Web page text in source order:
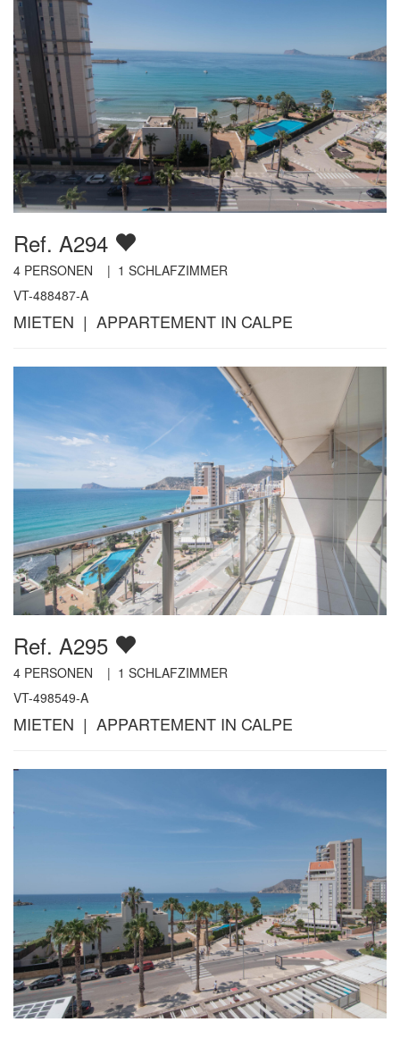
Ref. A294
4 PERSONEN | 1 SCHLAFZIMMER
VT-488487-A
MIETEN | APPARTEMENT IN CALPE
Ref. A295
4 PERSONEN | 1 SCHLAFZIMMER
VT-498549-A
MIETEN | APPARTEMENT IN CALPE